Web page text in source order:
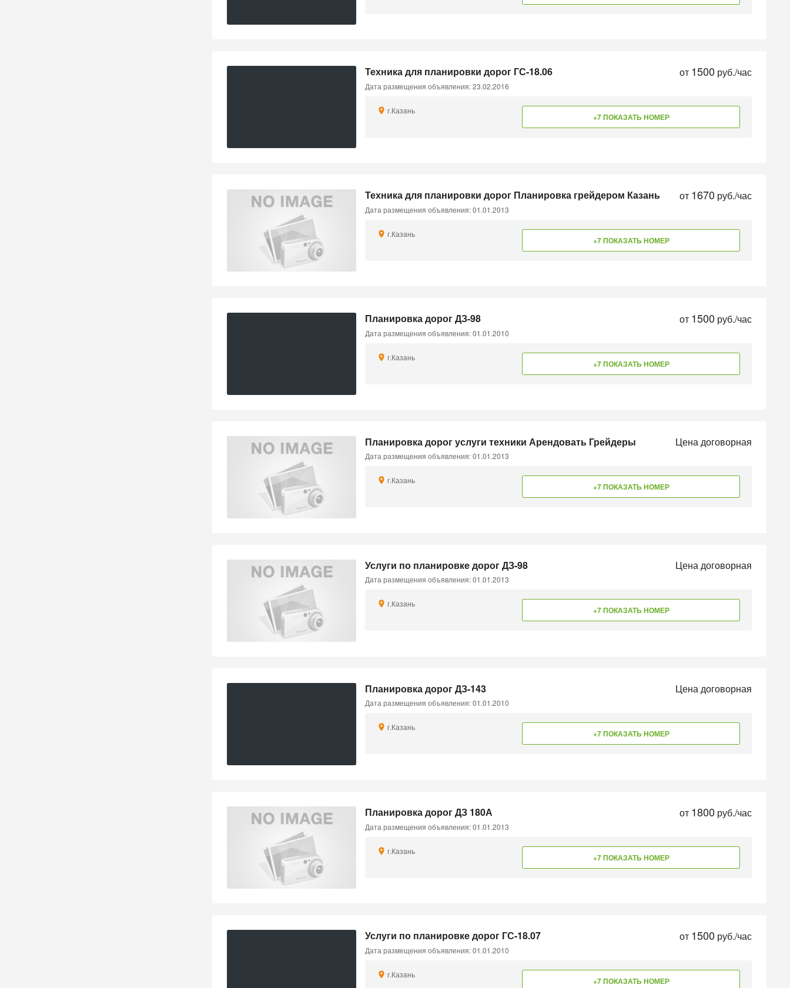
Техника для планировки дорог ГС-18.06 от 1500 руб./час
Дата размещения объявления: 23.02.2016
г.Казань
+7 ПОКАЗАТЬ НОМЕР
Техника для планировки дорог Планировка грейдером Казань от 1670 руб./час
Дата размещения объявления: 01.01.2013
г.Казань
+7 ПОКАЗАТЬ НОМЕР
Планировка дорог ДЗ-98 от 1500 руб./час
Дата размещения объявления: 01.01.2010
г.Казань
+7 ПОКАЗАТЬ НОМЕР
Планировка дорог услуги техники Арендовать Грейдеры Цена договорная
Дата размещения объявления: 01.01.2013
г.Казань
+7 ПОКАЗАТЬ НОМЕР
Услуги по планировке дорог ДЗ-98 Цена договорная
Дата размещения объявления: 01.01.2013
г.Казань
+7 ПОКАЗАТЬ НОМЕР
Планировка дорог ДЗ-143 Цена договорная
Дата размещения объявления: 01.01.2010
г.Казань
+7 ПОКАЗАТЬ НОМЕР
Планировка дорог ДЗ 180А от 1800 руб./час
Дата размещения объявления: 01.01.2013
г.Казань
+7 ПОКАЗАТЬ НОМЕР
Услуги по планировке дорог ГС-18.07 от 1500 руб./час
Дата размещения объявления: 01.01.2010
г.Казань
+7 ПОКАЗАТЬ НОМЕР